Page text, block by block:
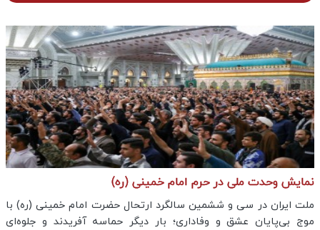
نمایش وحدت ملی در حرم امام خمینی (ره)
ملت ایران در سی و ششمین سالگرد ارتحال حضرت امام خمینی (ره) با
موج بی‌پایان عشق و وفاداری؛ بار دیگر حماسه آفریدند و جلوه‌ای